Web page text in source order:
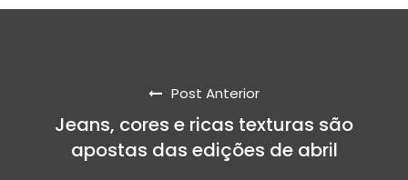
Post Anterior
Jeans, cores e ricas texturas são
apostas das edições de abril